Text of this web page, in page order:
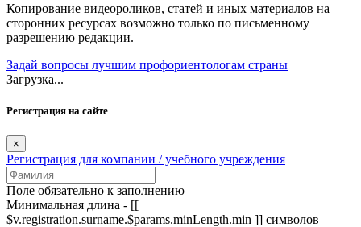
Копирование видеороликов, статей и иных материалов на
сторонних ресурсах возможно только по письменному
разрешению редакции.
Задай вопросы лучшим профориентологам страны
Загрузка...
Регистрация на сайте
×
Регистрация для компании / учебного учреждения
Поле обязательно к заполнению
Минимальная длина - [[
$v.registration.surname.$params.minLength.min ]] символов